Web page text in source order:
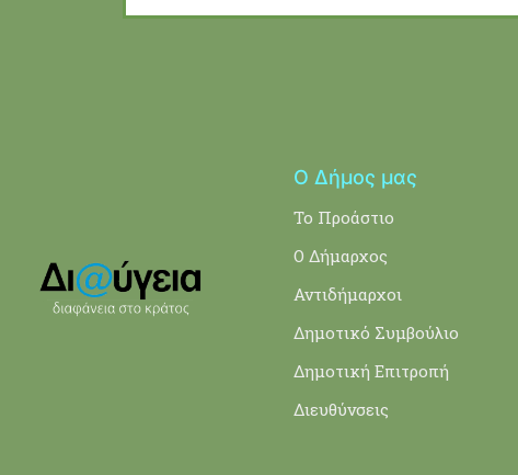
Ο Δήμος μας
Το Προάστιο
Ο Δήμαρχος
Αντιδήμαρχοι
Δημοτικό Συμβούλιο
Δημοτική Επιτροπή
Διευθύνσεις